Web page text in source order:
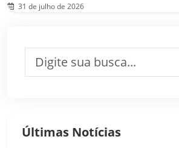
31 de julho de 2026
Últimas Notícias